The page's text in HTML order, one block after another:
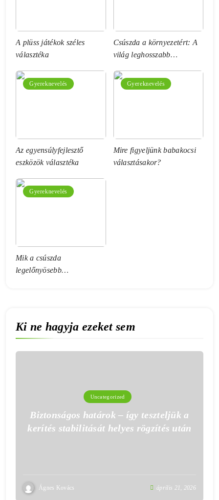
A plüss játékok széles
választéka
Csúszda a környezetért: A
világ leghosszabb
Gyereknevelés
Az egyensúlyfejlesztő
eszközök választéka
Gyereknevelés
Mire figyeljünk babakocsi
választásakor?
Gyereknevelés
Mik a csúszda
legelőnyösebb
Ki ne hagyja ezeket sem
Uncategorized
Biztonságos határok – így teszteljük a
kerítés stabilitását helyes rögzítés után
Ágnes Kovács április 21, 2026